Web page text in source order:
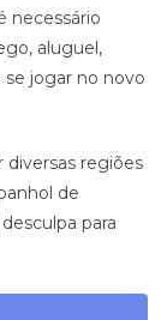
necessário
aluguel,
se jogar no novo
diversas regiões
de
para